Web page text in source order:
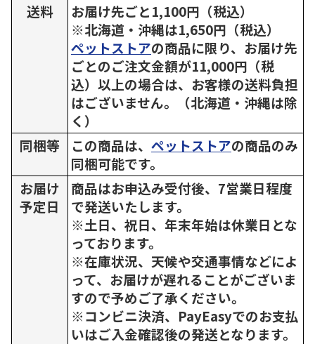
送料
お届け先ごと1,100円（税込）
※北海道・沖縄は1,650円（税込）
ペットストアの商品に限り、お届け先
ごとのご注文金額が11,000円（税
込）以上の場合は、お客様の送料負担
はございません。（北海道・沖縄は除
く）
同梱等
この商品は、 ペットストアの商品のみ
同梱可能です。
お届け
予定日
商品はお申込み受付後、7営業日程度
で発送いたします。
※土日、祝日、年末年始は休業日とな
っております。
※在庫状況、天候や交通事情などによ
って、お届けが遅れることがございま
すので予めご了承ください。
※コンビニ決済、PayEasyでのお支払
いはご入金確認後の発送となります。